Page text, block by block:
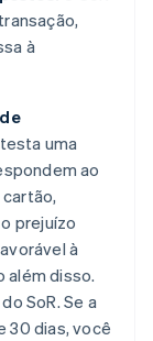
à
uma
ao
prejuízo
à
além disso.
SoR. Se a
30 dias, você